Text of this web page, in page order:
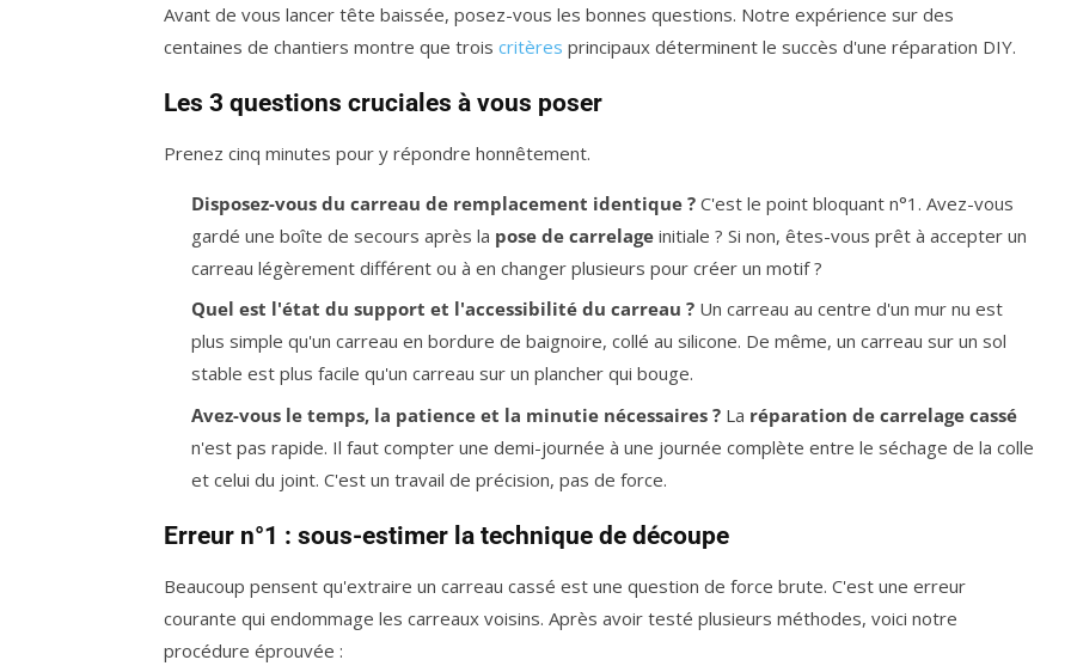
Avant de vous lancer tête baissée, posez-vous les bonnes questions. Notre expérience sur des
centaines de chantiers montre que trois critères principaux déterminent le succès d'une réparation DIY.
Les 3 questions cruciales à vous poser
Prenez cinq minutes pour y répondre honnêtement.
Disposez-vous du carreau de remplacement identique ?C'est le point bloquant n°1. Avez-vous
gardé une boîte de secours après la pose de carrelageinitiale ? Si non, êtes-vous prêt à accepter un
carreau légèrement différent ou à en changer plusieurs pour créer un motif ?
Quel est l'état du support et l'accessibilité du carreau ?Un carreau au centre d'un mur nu est
plus simple qu'un carreau en bordure de baignoire, collé au silicone. De même, un carreau sur un sol
stable est plus facile qu'un carreau sur un plancher qui bouge.
Avez-vous le temps, la patience et la minutie nécessaires ?La réparation de carrelage cassé
n'est pas rapide. Il faut compter une demi-journée à une journée complète entre le séchage de la colle
et celui du joint. C'est un travail de précision, pas de force.
Erreur n°1 : sous-estimer la technique de découpe
Beaucoup pensent qu'extraire un carreau cassé est une question de force brute. C'est une erreur
courante qui endommage les carreaux voisins. Après avoir testé plusieurs méthodes, voici notre
procédure éprouvée :